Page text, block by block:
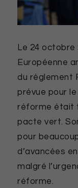
Le 24 octobre
Européenne
du règlement
prévue pour
réforme était
pacte vert.
pour
d’avancées
malgré
réforme.